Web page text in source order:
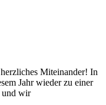
Miteinander! In
Jahr wieder zu einer
und wir